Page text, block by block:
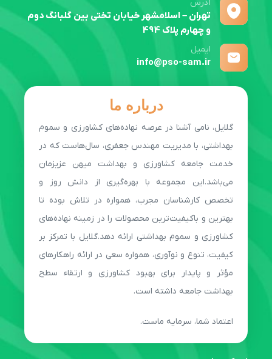
درباره ما
گلایل، نامی آشنا در عرصه نهاده‌های کشاورزی و سموم
بهداشتی، با مدیریت مهندس جعفری، سال‌هاست که در
خدمت جامعه کشاورزی و بهداشت میهن عزیزمان
می‌باشد.این مجموعه با بهره‌گیری از دانش روز و
تخصص کارشناسان مجرب، همواره در تلاش بوده تا
بهترین و باکیفیت‌ترین محصولات را در زمینه نهاده‌های
کشاورزی و سموم بهداشتی ارائه دهد.گلایل با تمرکز بر
کیفیت، تنوع و نوآوری، همواره سعی در ارائه راهکارهای
مؤثر و پایدار برای بهبود کشاورزی و ارتقاء سطح
بهداشت جامعه داشته است.
اعتماد شما، سرمایه ماست.
آدرس
تهران – اسلامشهر خیابان تختی بین گلبانگ دوم
و چهارم پلاک 494
ایمیل
info@pso-sam.ir